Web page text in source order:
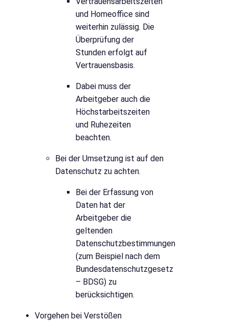
und Homeoffice sind
weiterhin zulässig. Die
Überprüfung der
Stunden erfolgt auf
Vertrauensbasis.
Dabei muss der
Arbeitgeber auch die
Höchstarbeitszeiten
und Ruhezeiten
beachten.
Bei der Umsetzung ist auf den
Datenschutz zu achten.
Bei der Erfassung von
Daten hat der
Arbeitgeber die
geltenden
Datenschutzbestimmungen
(zum Beispiel nach dem
Bundesdatenschutzgesetz
– BDSG) zu
berücksichtigen.
Vorgehen bei Verstößen